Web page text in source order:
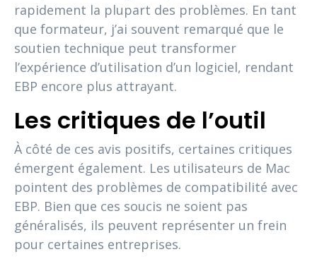
rapidement la plupart des problèmes. En tant
que formateur, j’ai souvent remarqué que le
soutien technique peut transformer
l’expérience d’utilisation d’un logiciel, rendant
EBP encore plus attrayant.
Les critiques de l’outil
À côté de ces avis positifs, certaines critiques
émergent également. Les utilisateurs de Mac
pointent des problèmes de compatibilité avec
EBP. Bien que ces soucis ne soient pas
généralisés, ils peuvent représenter un frein
pour certaines entreprises.